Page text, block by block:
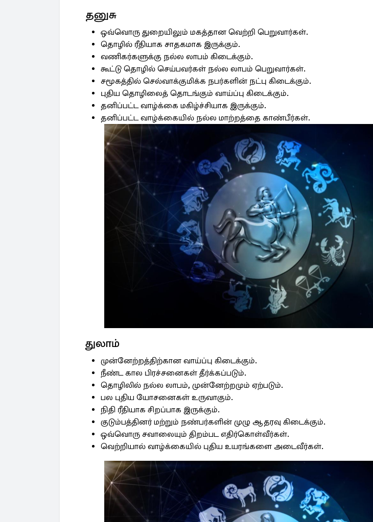
தனுசு
ஒவ்வொரு துறையிலும் மகத்தான வெற்றி பெறுவார்கள்.
தொழில் ரீதியாக சாதகமாக இருக்கும்.
வணிகர்களுக்கு நல்ல லாபம் கிடைக்கும்.
கூட்டு தொழில் செய்பவர்கள் நல்ல லாபம் பெறுவார்கள்.
சமூகத்தில் செல்வாக்குமிக்க நபர்களின் நட்பு கிடைக்கும்.
புதிய தொழிலைத் தொடங்கும் வாய்ப்பு கிடைக்கும்.
தனிப்பட்ட வாழ்க்கை மகிழ்ச்சியாக இருக்கும்.
தனிப்பட்ட வாழ்க்கையில் நல்ல மாற்றத்தை காண்பீர்கள்.
துலாம்
முன்னேற்றத்திற்கான வாய்ப்பு கிடைக்கும்.
நீண்ட கால பிரச்சனைகள் தீர்க்கப்படும்.
தொழிலில் நல்ல லாபம், முன்னேற்றமும் ஏற்படும்.
பல புதிய யோசனைகள் உருவாகும்.
நிதி ரீதியாக சிறப்பாக இருக்கும்.
குடும்பத்தினர் மற்றும் நண்பர்களின் முழு ஆதரவு கிடைக்கும்.
ஒவ்வொரு சவாலையும் திறம்பட எதிர்கொள்வீர்கள்.
வெற்றியால் வாழ்க்கையில் புதிய உயரங்களை அடைவீர்கள்.